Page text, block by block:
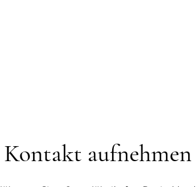
Kontakt aufnehmen